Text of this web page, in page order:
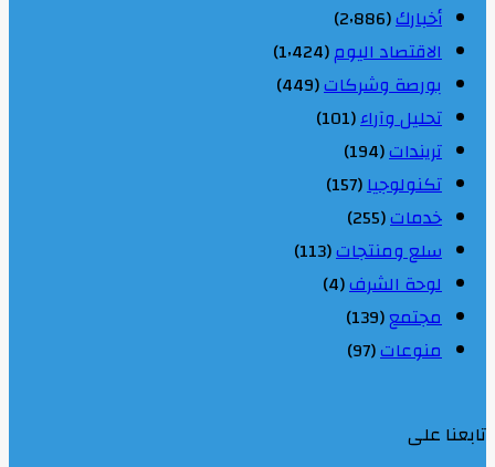
أخبارك(2٬886)
الاقتصاد اليوم(1٬424)
بورصة وشركات(449)
تحليل وآراء(101)
تريندات(194)
تكنولوجيا(157)
خدمات(255)
سلع ومنتجات(113)
لوحة الشرف(4)
مجتمع(139)
منوعات(97)
تابعنا على